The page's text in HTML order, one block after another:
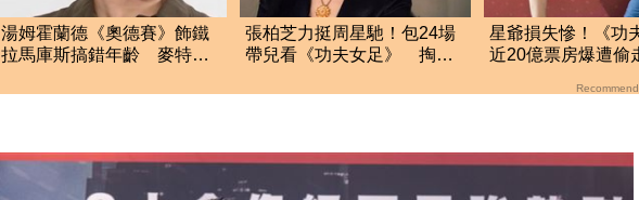
湯姆霍蘭德《奧德賽》飾鐵
拉馬庫斯搞錯年齡 麥特戴
張柏芝力挺周星馳！包24場
帶兒看《功夫女足》 掏老
星爺損失慘！《功
近20億票房爆遭